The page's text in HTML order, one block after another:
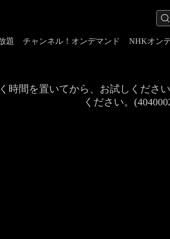
題 チャンネル！オンデマンド NHKオン
時間を置いてから、お試しくださ
ください。